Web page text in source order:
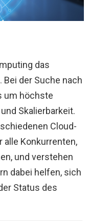
das
der Suche nach
um höchste
Skalierbarkeit.
Cloud-
alle Konkurrenten,
und verstehen
dabei helfen, sich
Status des